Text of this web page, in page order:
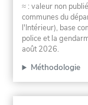
≈ : valeur non
communes du
l'Intérieur), base
police et la
août 2026.
Méthodologie